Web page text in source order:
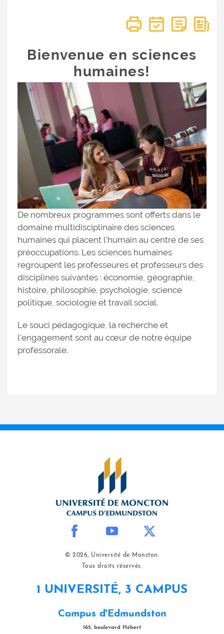
Bienvenue en sciences
humaines!
De nombreux programmes sont offerts dans le
domaine multidisciplinaire des sciences
humaines qui placent l'humain au centre de ses
préoccupations. Les sciences humaines
regroupent les professeures et professeurs des
disciplines suivantes : économie, géographie,
histoire, philosophie, psychologie, science
politique, sociologie et travail social.
Le souci pédagogique, la recherche et
l’engagement sont au cœur de notre équipe
professorale.
© 2026, Université de Moncton.
Tous droits réservés.
1 UNIVERSITÉ, 3 CAMPUS
Campus d'Edmundston
165, boulevard Hébert